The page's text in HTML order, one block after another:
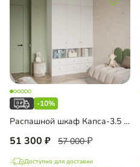
-10%
Распашной шкаф Капса-3.5 с антресолью
51 300 57 000
Доступно для доставки